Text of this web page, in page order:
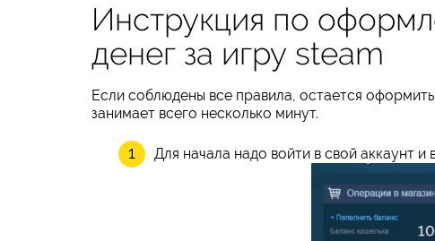
Инструкция по
денег за игру steam
Если соблюдены все правила, остается
занимает всего несколько минут.
Для начала надо войти в свой аккаунт и